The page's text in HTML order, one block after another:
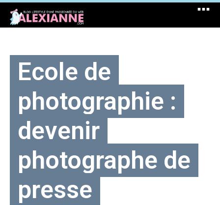
Ecole de
photographie :
devenir
photographe de
presse